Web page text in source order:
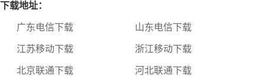
下载地址：
广东电信下载 山东电信下载
江苏移动下载 浙江移动下载
北京联通下载 河北联通下载